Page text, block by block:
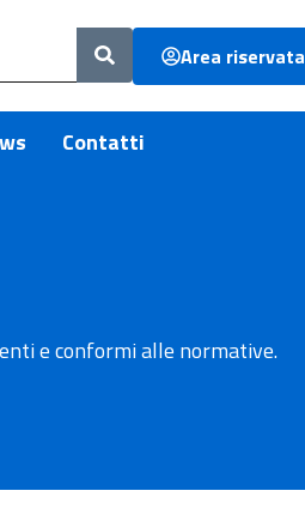
Area riservata
Contatti
e conformi alle normative.